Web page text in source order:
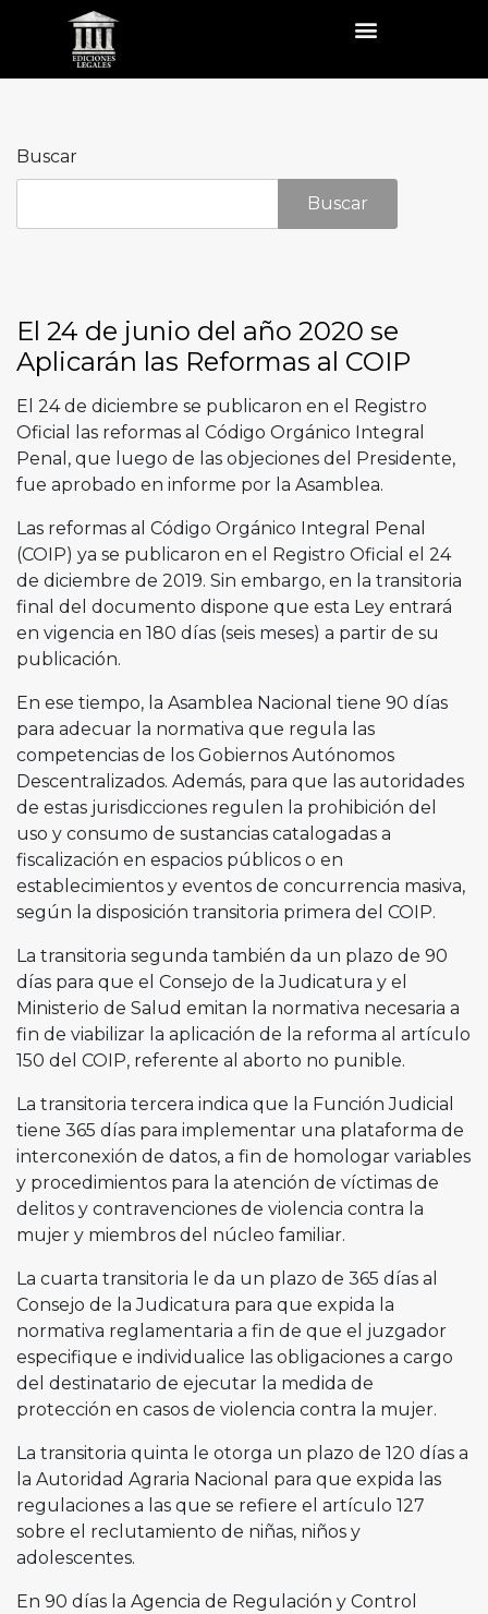
Buscar
Buscar
El 24 de junio del año 2020 se
Aplicarán las Reformas al COIP
El 24 de diciembre se publicaron en el Registro
Oficial las reformas al Código Orgánico Integral
Penal, que luego de las objeciones del Presidente,
fue aprobado en informe por la Asamblea.
Las reformas al Código Orgánico Integral Penal
(COIP) ya se publicaron en el Registro Oficial el 24
de diciembre de 2019. Sin embargo, en la transitoria
final del documento dispone que esta Ley entrará
en vigencia en 180 días (seis meses) a partir de su
publicación.
En ese tiempo, la Asamblea Nacional tiene 90 días
para adecuar la normativa que regula las
competencias de los Gobiernos Autónomos
Descentralizados. Además, para que las autoridades
de estas jurisdicciones regulen la prohibición del
uso y consumo de sustancias catalogadas a
fiscalización en espacios públicos o en
establecimientos y eventos de concurrencia masiva,
según la disposición transitoria primera del COIP.
La transitoria segunda también da un plazo de 90
días para que el Consejo de la Judicatura y el
Ministerio de Salud emitan la normativa necesaria a
fin de viabilizar la aplicación de la reforma al artículo
150 del COIP, referente al aborto no punible.
La transitoria tercera indica que la Función Judicial
tiene 365 días para implementar una plataforma de
interconexión de datos, a fin de homologar variables
y procedimientos para la atención de víctimas de
delitos y contravenciones de violencia contra la
mujer y miembros del núcleo familiar.
La cuarta transitoria le da un plazo de 365 días al
Consejo de la Judicatura para que expida la
normativa reglamentaria a fin de que el juzgador
especifique e individualice las obligaciones a cargo
del destinatario de ejecutar la medida de
protección en casos de violencia contra la mujer.
La transitoria quinta le otorga un plazo de 120 días a
la Autoridad Agraria Nacional para que expida las
regulaciones a las que se refiere el artículo 127
sobre el reclutamiento de niñas, niños y
adolescentes.
En 90 días la Agencia de Regulación y Control